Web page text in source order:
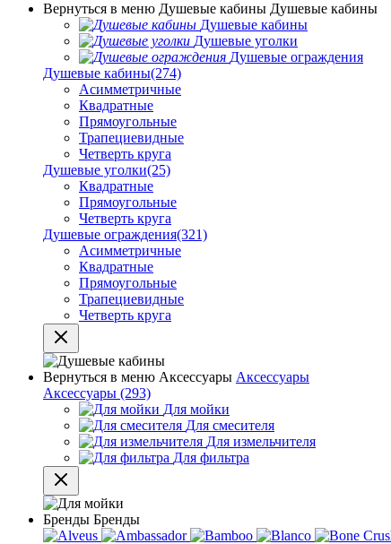
Вернуться в меню Душевые кабины Душевые кабины
Душевые кабины
Душевые уголки
Душевые ограждения
Душевые кабины(274)
Асимметричные
Квадратные
Прямоугольные
Трапециевидные
Четверть круга
Душевые уголки(25)
Квадратные
Прямоугольные
Четверть круга
Душевые ограждения(321)
Асимметричные
Квадратные
Прямоугольные
Трапециевидные
Четверть круга
Вернуться в меню Аксессуары Аксессуары
Аксессуары (293)
Для мойки
Для смесителя
Для измельчителя
Для фильтра
Бренды Бренды